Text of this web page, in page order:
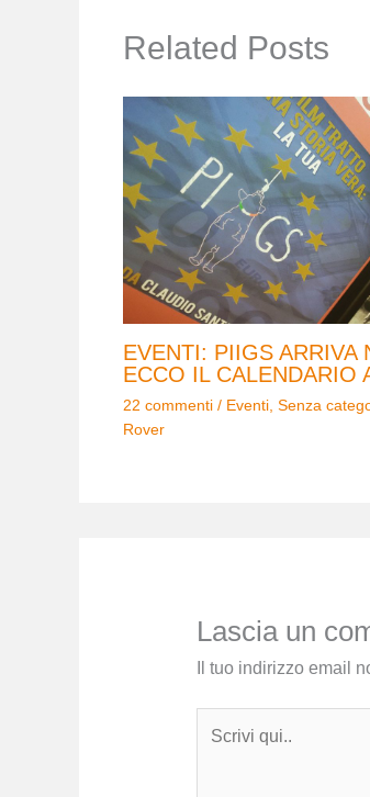
Related Posts
EVENTI: PIIGS ARRIVA
ECCO IL CALENDARIO
22 commenti / Eventi Senza
Rover
Lascia un
Il tuo indirizzo email
qui..